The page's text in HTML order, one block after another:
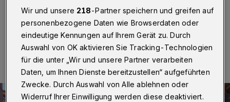
18.06.2020 , 11:00 Uhr 2 Minuten Lesezeit
Wir und unsere 218-Partner speichern und greifen auf
personenbezogene Daten wie Browserdaten oder
eindeutige Kennungen auf Ihrem Gerät zu. Durch
Auswahl von OK aktivieren Sie Tracking-Technologien
für die unter „Wir und unsere Partner verarbeiten
Daten, um Ihnen Dienste bereitzustellen“ aufgeführten
Zwecke. Durch Auswahl von Alle ablehnen oder
Widerruf Ihrer Einwilligung werden diese deaktiviert.